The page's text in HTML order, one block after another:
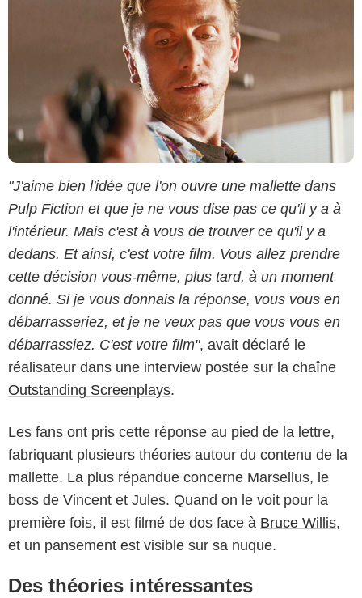
"J'aime bien l'idée que l'on ouvre une mallette dans
Pulp Fiction et que je ne vous dise pas ce qu'il y a à
l'intérieur. Mais c'est à vous de trouver ce qu'il y a
dedans. Et ainsi, c'est votre film. Vous allez prendre
cette décision vous-même, plus tard, à un moment
donné. Si je vous donnais la réponse, vous vous en
débarrasseriez, et je ne veux pas que vous vous en
débarrassiez. C'est votre film", avait déclaré le
réalisateur dans une interview postée sur la chaîne
Outstanding Screenplays.
Les fans ont pris cette réponse au pied de la lettre,
fabriquant plusieurs théories autour du contenu de la
mallette. La plus répandue concerne Marsellus, le
boss de Vincent et Jules. Quand on le voit pour la
première fois, il est filmé de dos face à Bruce Willis,
et un pansement est visible sur sa nuque.
Des théories intéressantes